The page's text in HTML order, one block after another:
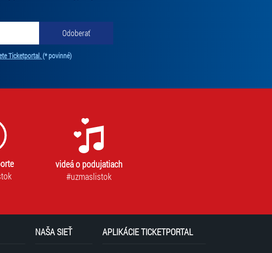
rodinu 2x dospelí + 2x dieťa do 15 rokov, vrátane, maximálne 2
rodinu 2x dospelí + 3x dieťa do 15 rokov, vrátane, maximálne 2
Odoberať
Ticketportal. (* povinné)Tento súhlas je povinný na odber newslettra. Bez súhlasu nie je možné vás
videá o podujatiach
#uzmaslistok
NAŠA SIEŤ APLIKÁCIE TICKETPORTAL